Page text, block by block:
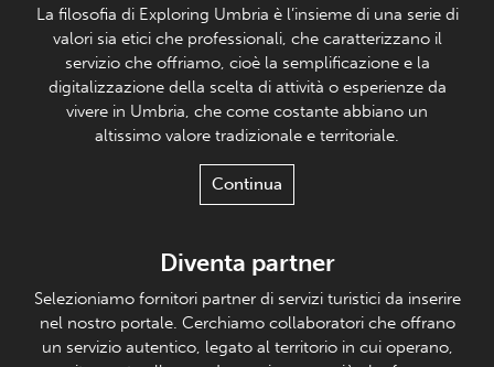
La filosofia di Exploring Umbria è l’insieme di una serie di
valori sia etici che professionali, che caratterizzano il
servizio che offriamo, cioè la semplificazione e la
digitalizzazione della scelta di attività o esperienze da
vivere in Umbria, che come costante abbiano un
altissimo valore tradizionale e territoriale.
Continua
Diventa partner
Selezioniamo fornitori partner di servizi turistici da inserire
nel nostro portale. Cerchiamo collaboratori che offrano
un servizio autentico, legato al territorio in cui operano,